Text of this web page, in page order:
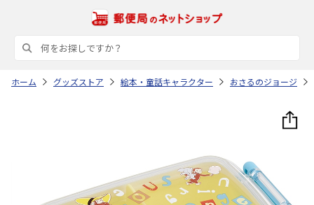
ホーム グッズストア 絵本・童話キャラクター おさるのジョージ